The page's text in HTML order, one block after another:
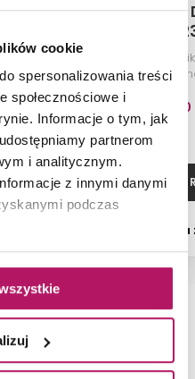
cookie
spersonalizowania treści
społecznościowe i
Informacje o tym, jak
partnerom
i analitycznym.
z innymi danymi
podczas
Omnires
Wieszak na
ZOBACZ